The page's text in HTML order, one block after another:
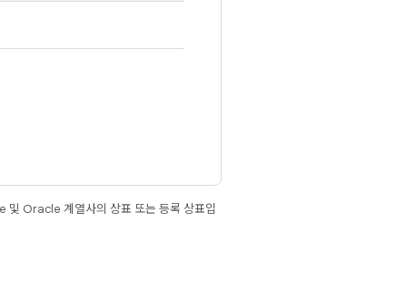
및 Oracle 계열사의 상표 또는 등록 상표입